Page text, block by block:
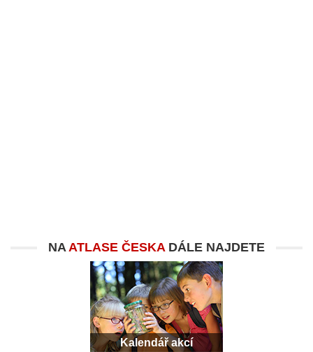
NAATLASE ČESKADÁLE NAJDETE
Kalendář akcí